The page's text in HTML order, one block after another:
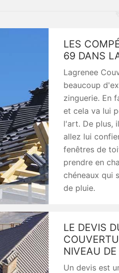
LES
69 DANS
Lagrenee
beaucoup
zinguerie. En
et cela va lui
l'art. De plus,
allez lui
fenêtres de
prendre en
chéneaux qui
de pluie.
LE DEVIS
NIVEAU
Un devis est